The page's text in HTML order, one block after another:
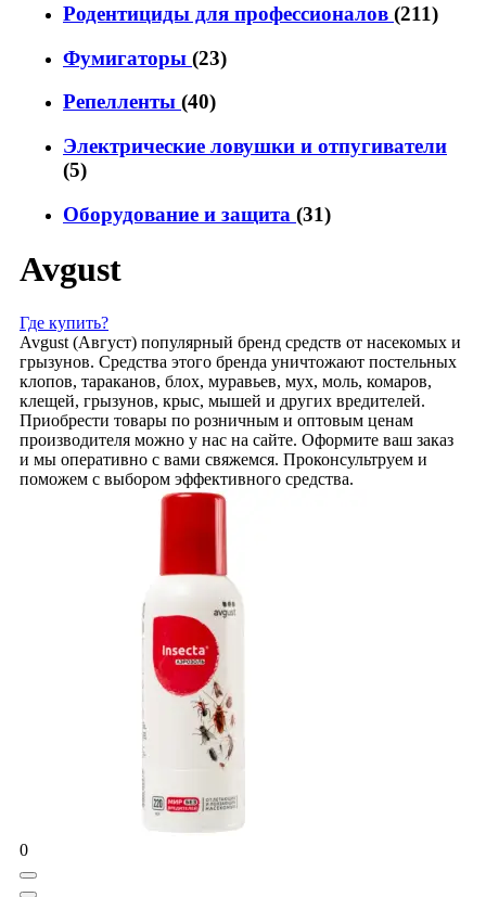
Родентициды для профессионалов (211)
Фумигаторы (23)
Репелленты (40)
Электрические ловушки и отпугиватели
(5)
Оборудование и защита (31)
Avgust
Где купить?
Avgust (Август) популярный бренд средств от насекомых и
грызунов. Средства этого бренда уничтожают постельных
клопов, тараканов, блох, муравьев, мух, моль, комаров,
клещей, грызунов, крыс, мышей и других вредителей.
Приобрести товары по розничным и оптовым ценам
производителя можно у нас на сайте. Оформите ваш заказ
и мы оперативно с вами свяжемся. Проконсультруем и
поможем с выбором эффективного средства.
0